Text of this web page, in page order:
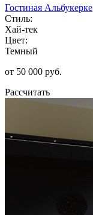
Гостиная Альбукерке
Стиль:
Хай-тек
Цвет:
Темный
от 50 000 руб.
Рассчитать